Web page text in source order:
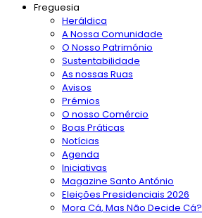
Freguesia
Heráldica
A Nossa Comunidade
O Nosso Património
Sustentabilidade
As nossas Ruas
Avisos
Prémios
O nosso Comércio
Boas Práticas
Notícias
Agenda
Iniciativas
Magazine Santo António
Eleições Presidenciais 2026
Mora Cá, Mas Não Decide Cá?